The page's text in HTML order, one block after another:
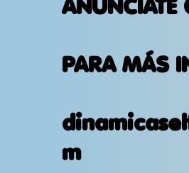
PARA MÁS
m